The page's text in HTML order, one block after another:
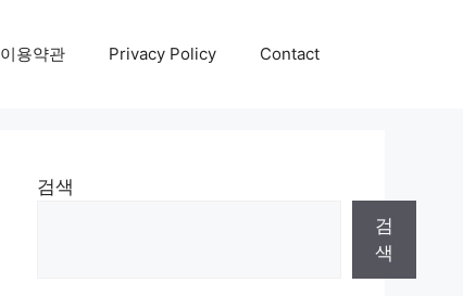
이용약관 Privacy Policy Contact
검색
검
색